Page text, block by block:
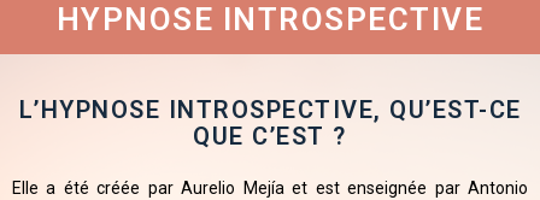
HYPNOSE INTROSPECTIVE
L’HYPNOSE INTROSPECTIVE, QU’EST-CE
QUE C’EST ?
Elle a été créée par Aurelio Mejía et est enseignée par Antonio